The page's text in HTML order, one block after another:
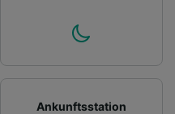
Ankunftsstation